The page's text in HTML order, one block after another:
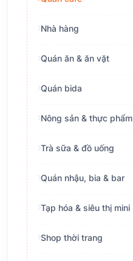
Nhà hàng
Quán ăn & ăn vặt
Quán bida
Nông sản & thực phẩm
Trà sữa & đồ uống
Quán nhậu, bia & bar
Tạp hóa & siêu thị mini
Shop thời trang